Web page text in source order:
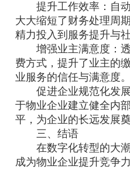
提升工作效率：自动
大大缩短了财务处理周
精力投入到服务提升与
增强业主满意度：透
费方式，提升了业主的
业服务的信任与满意度。
促进企业规范化发展
于物业企业建立健全内
平，为企业的长远发展
三、结语
在数字化转型的大潮
成为物业企业提升竞争